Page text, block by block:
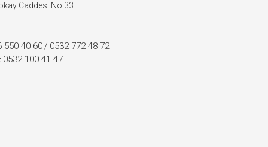
Caddesi No:33
550 40 60/ 0532 772 48 72
0532 100 41 47